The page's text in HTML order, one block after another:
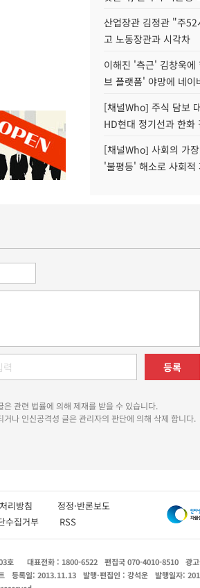
산업장관 김정관 "주
고 노동장관과 시각차
이해진 '측근' 김창욱에
브 플랫폼' 야망에 네이
[채널Who] 주식 담보
HD현대 정기선과 한화
[채널Who] 사회의 가
'불평등' 해소로 사회적
등록
관련 법률에 의해 제재를 받을 수 있습니다.
나 인신공격성 글은 관리자의 판단에 의해 삭제 합니다.
처리방침 정정·반론보도
수집거부 RSS
호 대표전화 : 1800-6522 편집국 070-4010-8510
광
등록일: 2013.11.13 발행·편집인 : 강석운 발행일자: